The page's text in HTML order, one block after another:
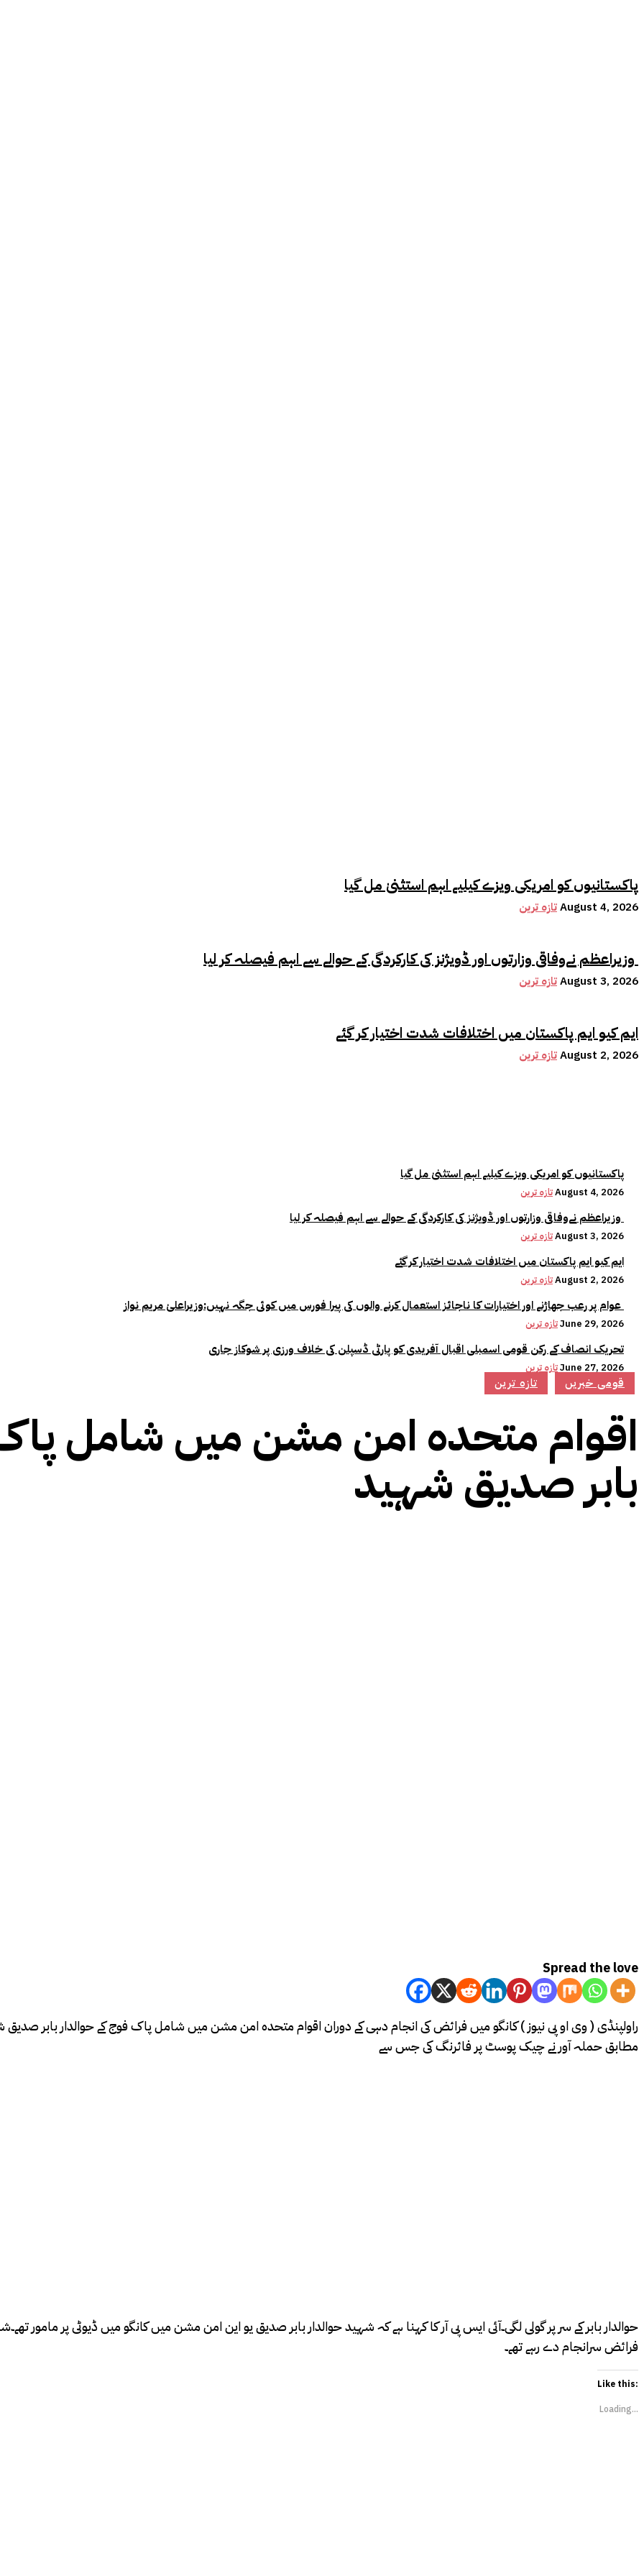
پاکستانیوں کو امریکی ویزے کیلیے اہم استثنیٰ مل گیا
تازہ ترینAugust 4, 2026
وزیراعظم نےوفاقی وزارتوں اور ڈویژنز کی کارکردگی کے حوالے سے اہم فیصلہ کر لیا
تازہ ترینAugust 3, 2026
ایم کیو ایم پاکستان میں اختلافات شدت اختیار کر گئے
تازہ ترینAugust 2, 2026
پاکستانیوں کو امریکی ویزے کیلیے اہم استثنیٰ مل گیا
تازہ ترینAugust 4, 2026
تازہ ترینAugust 3, 2026
ایم کیو ایم پاکستان میں اختلافات شدت اختیار کر گئے
تازہ ترینAugust 2, 2026
تازہ ترینJune 29, 2026
تحریک انصاف کے رکن قومی اسمبلی اقبال آفریدی کو پارٹی ڈسپلن کی خلاف ورزی پر شوکاز جاری
تازہ ترینJune 27, 2026
تازہ ترین قومی خبریں
اقوام متحدہ امن مشن میں شامل
بابر صدیق شہید
Spread the love
راولپنڈی ( وی او پی نیوز ) کانگو میں فرائض کی انجام دہی کے دوران اقوام متحدہ امن مشن میں شامل پاک فوج کے حوالدار بابر
مطابق حملہ آور نے چیک پوسٹ پر فائرنگ کی جس سے
حوالدار بابر کے سر پر گولی لگی۔آئی ایس پی آر کا کہنا ہے کہ شہید حوالدار بابر صدیق یو این امن مشن میں کانگو میں ڈیوٹی پر مامور
فرائض سرانجام دے رہے تھے۔
Like this:
Loading...